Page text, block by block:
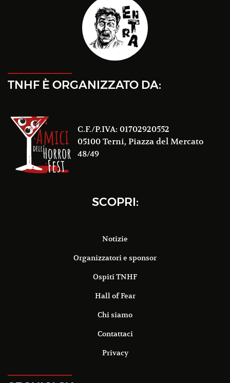
TNHF È ORGANIZZATO DA:
C.F./P.IVA: 01702920552
05100 Terni, Piazza del Mercato
48/49
SCOPRI:
Notizie
Organizzatori e sponsor
Ospiti TNHF
Hall of Fear
Chi siamo
Contattaci
Privacy